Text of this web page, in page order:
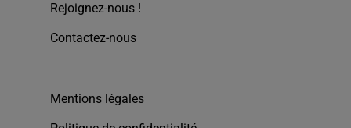
Rejoignez-nous !
Contactez-nous
Mentions légales